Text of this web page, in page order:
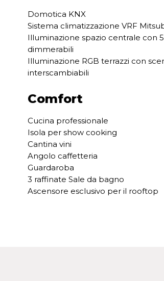
Domotica KNX
Sistema climatizzazione VRF
Illuminazione spazio centrale con
dimmerabili
Illuminazione RGB terrazzi con
interscambiabili
Comfort
Cucina professionale
Isola per show cooking
Cantina vini
Angolo caffetteria
Guardaroba
3 raffinate Sale da bagno
Ascensore esclusivo per il rooftop